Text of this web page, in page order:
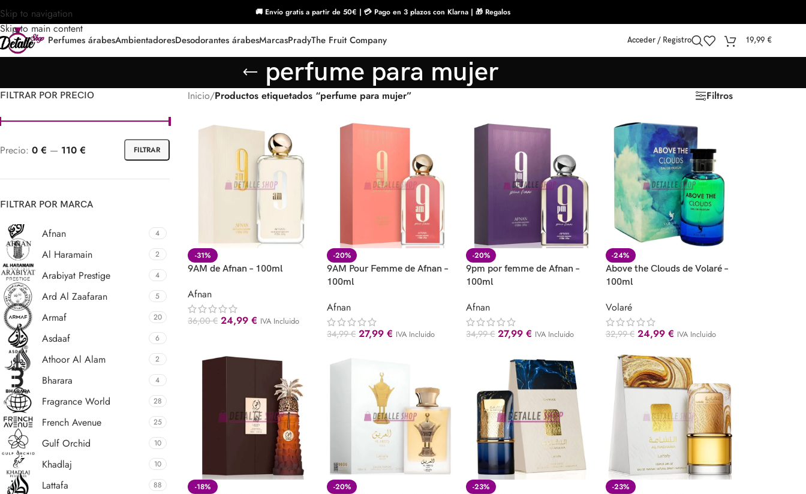
Skip to navigation
Skip to main content
🚚 Envío gratis a partir de 50€ | 💳 Pago en 3 plazos con Klarna | 🎁 Regalos
Perfumes árabesAmbientadoresDesodorantes árabesMarcasPradyThe Fruit Company Acceder / Registro 19,99 €
perfume para mujer
FILTRAR POR PRECIO
FILTRAR
Precio: 0 € — 110 €
FILTRAR POR MARCA
Afnan 4
Al Haramain 2
Arabiyat Prestige 4
Ard Al Zaafaran 5
Armaf 20
Asdaaf 6
Athoor Al Alam 2
Bharara 4
Fragrance World 28
French Avenue 25
Gulf Orchid 10
Khadlaj 10
Lattafa 88
Inicio/Productos etiquetados “perfume para mujer” Filtros
-31%
9AM de Afnan – 100ml
Afnan
36,00€ 24,99 € IVA Incluido
-20%
9AM Pour Femme de Afnan –
100ml
Afnan
34,99€ 27,99€ IVA Incluido
-20%
9pm por femme de Afnan –
100ml
Afnan
34,99€ 27,99€ IVA Incluido
-24%
Above the Clouds de Volaré –
100ml
Volaré
32,99€ 24,99 € IVA Incluido
-18% -20% -23% -23%